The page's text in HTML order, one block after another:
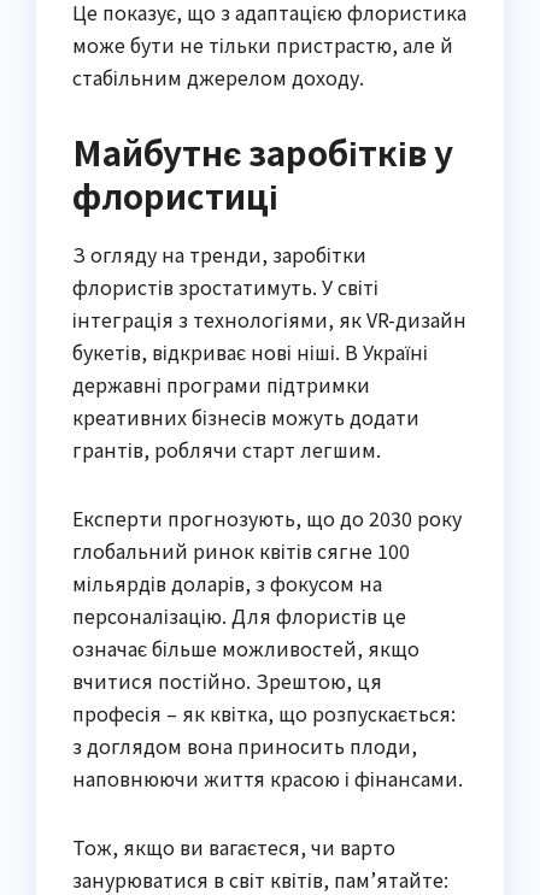
Це показує, що з адаптацією флористика
може бути не тільки пристрастю, але й
стабільним джерелом доходу.
Майбутнє заробітків у
флористиці
З огляду на тренди, заробітки
флористів зростатимуть. У світі
інтеграція з технологіями, як VR-дизайн
букетів, відкриває нові ніші. В Україні
державні програми підтримки
креативних бізнесів можуть додати
грантів, роблячи старт легшим.
Експерти прогнозують, що до 2030 року
глобальний ринок квітів сягне 100
мільярдів доларів, з фокусом на
персоналізацію. Для флористів це
означає більше можливостей, якщо
вчитися постійно. Зрештою, ця
професія – як квітка, що розпускається:
з доглядом вона приносить плоди,
наповнюючи життя красою і фінансами.
Тож, якщо ви вагаєтеся, чи варто
занурюватися в світ квітів, пам’ятайте: